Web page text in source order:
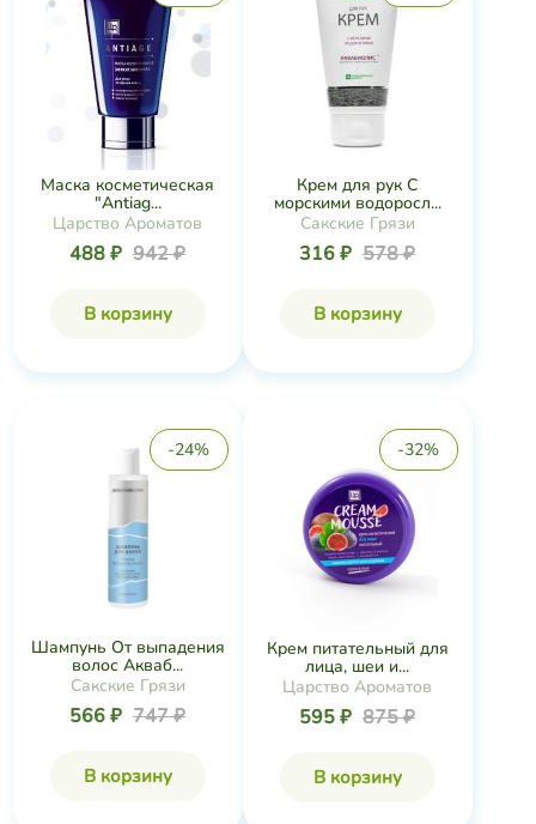
Маска косметическая
"Antiag...
Царство Ароматов
488 ₽ 942 ₽
В корзину
Крем для рук С
морскими водоросл...
Сакские Грязи
316 ₽ 578 ₽
В корзину
-24%
Шампунь От выпадения
волос Акваб...
Сакские Грязи
566 ₽ 747 ₽
В корзину
-32%
Крем питательный для
лица, шеи и...
Царство Ароматов
595 ₽ 875 ₽
В корзину